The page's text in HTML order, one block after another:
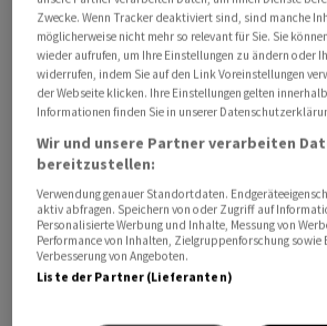
die Mitteilung. Dort wo das
Säugetierzellen-basierte Therapien)
Geschäft für die Produktion von
angesiedelt sind, hängt einiges von
vonRocheabgekauften
kalifornischen Vacaville ab.
Zwecke. Wenn Tracker deaktiviert sind, sind manche
möglicherweise nicht mehr so relevant für Sie. Sie
wieder aufrufen, um Ihre Einstellungen zu ändern oder
widerrufen, indem Sie auf den Link Voreinstellungen
der Webseite klicken. Ihre Einstellungen gelten
Informationen finden Sie in unserer
Wir und unsere Partner verarbeiten
bereitzustellen:
Verwendung genauer Standortdaten.
aktiv abfragen. Speichern von oder Zugriff auf
Personalisierte Werbung und Inhalte, Messung von
Performance von Inhalten, Zielgruppenforschung sowie
Verbesserung von Angeboten.
Liste der Partner (Lieferanten)